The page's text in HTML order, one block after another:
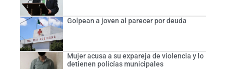
Golpean a joven al parecer por deuda
Mujer acusa a su expareja de violencia y lo
detienen policías municipales